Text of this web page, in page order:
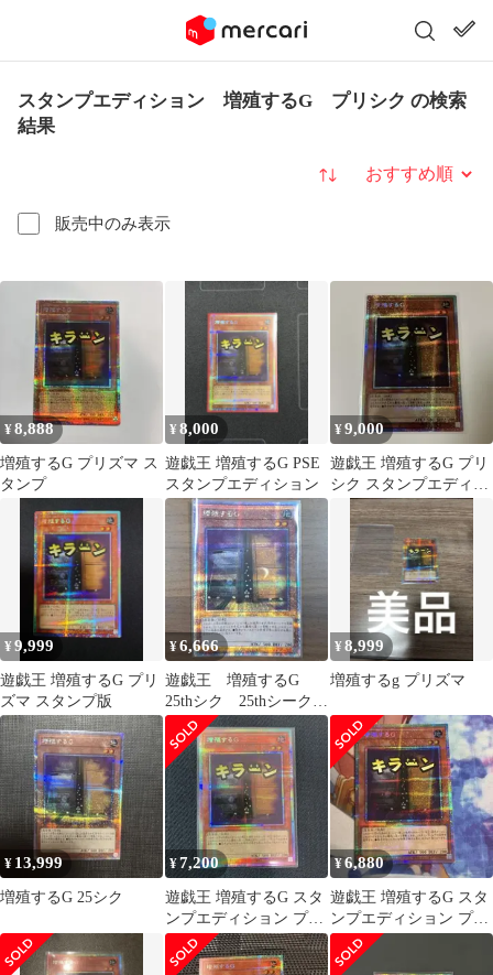
スタンプエディション 増殖するG プリシク の検索
結果
販売中のみ表示
並び替え
¥8,888
増殖するG プリズマ ス
タンプ
¥8,000
遊戯王 増殖するG PSE
スタンプエディション
¥9,000
遊戯王 増殖するG プリ
シク スタンプエディシ
ョン LPST-JP007
¥9,999
遊戯王 増殖するG プリ
ズマ スタンプ版
¥6,666
遊戯王 増殖するG
25thシク 25thシークレ
ットレア
¥8,999
増殖するg プリズマ
¥ 13,999
増殖するG 25シク
¥7,200
遊戯王 増殖するG スタ
ンプエディション プリ
ズマ プリシク
¥6,880
遊戯王 増殖するG スタ
ンプエディション プリ
ズマ プリシク h3